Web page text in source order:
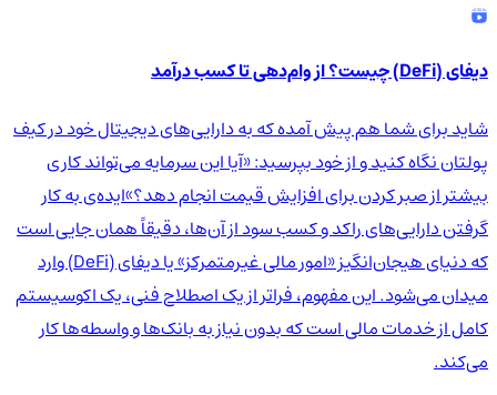
دیفای (DeFi) چیست؟ از وام‌دهی تا کسب درآمد
شاید برای شما هم پیش آمده که به دارایی‌های دیجیتال خود در کیف
پولتان نگاه کنید و از خود بپرسید: «آیا این سرمایه می‌تواند کاری
بیشتر از صبر کردن برای افزایش قیمت انجام دهد؟»ایده‌ی به کار
گرفتن دارایی‌های راکد و کسب سود از آن‌ها، دقیقاً همان جایی است
که دنیای هیجان‌انگیز «امور مالی غیرمتمرکز» یا دیفای (DeFi) وارد
میدان می‌شود. این مفهوم، فراتر از یک اصطلاح فنی، یک اکوسیستم
کامل از خدمات مالی است که بدون نیاز به بانک‌ها و واسطه‌ها کار
می‌کند.